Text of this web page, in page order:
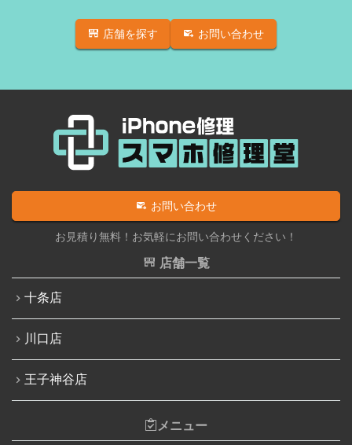
店舗を探す お問い合わせ
お問い合わせ
お見積り無料！お気軽にお問い合わせください！
店舗一覧
十条店
川口店
王子神谷店
メニュー